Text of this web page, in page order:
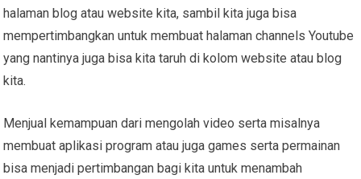
halaman blog atau website kita, sambil kita juga bisa
mempertimbangkan untuk membuat halaman channels Youtube
yang nantinya juga bisa kita taruh di kolom website atau blog
kita.
Menjual kemampuan dari mengolah video serta misalnya
membuat aplikasi program atau juga games serta permainan
bisa menjadi pertimbangan bagi kita untuk menambah